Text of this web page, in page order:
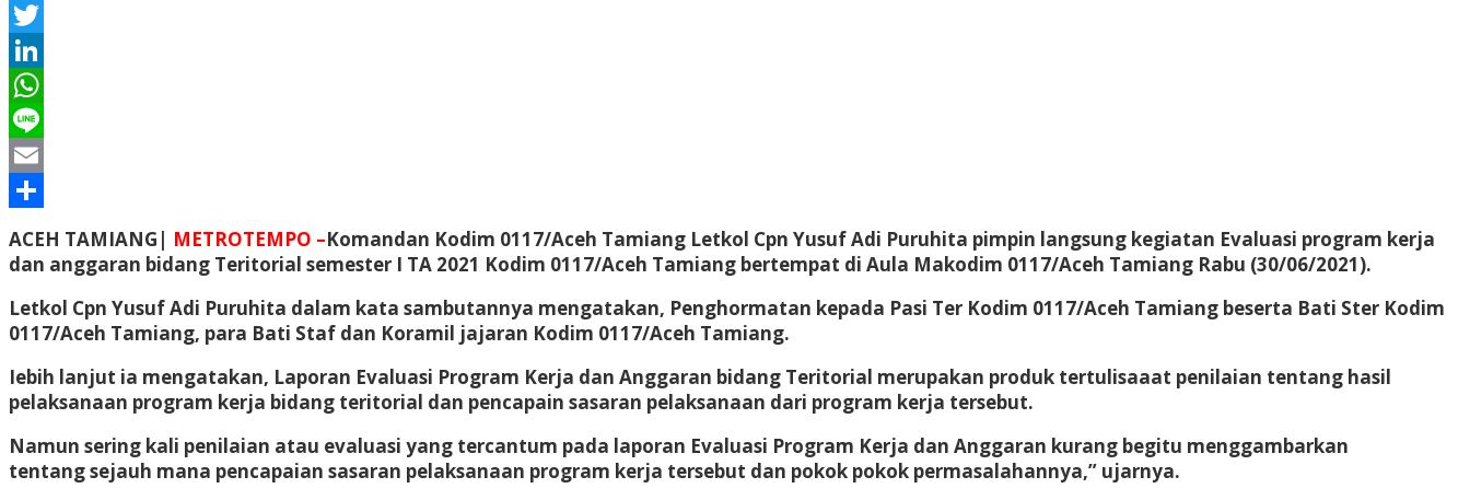
Facebook
Twitter
LinkedIn
WhatsApp
Line
Email
ACEH TAMIANG| METROTEMPO –Komandan Kodim 0117/Aceh Tamiang Letkol Cpn Yusuf Adi Puruhita pimpin langsung kegiatan Evaluasi program kerja
dan anggaran bidang Teritorial semester I TA 2021 Kodim 0117/Aceh Tamiang bertempat di Aula Makodim 0117/Aceh Tamiang Rabu (30/06/2021).
Letkol Cpn Yusuf Adi Puruhita dalam kata sambutannya mengatakan, Penghormatan kepada Pasi Ter Kodim 0117/Aceh Tamiang beserta Bati Ster Kodim
0117/Aceh Tamiang, para Bati Staf dan Koramil jajaran Kodim 0117/Aceh Tamiang.
Iebih lanjut ia mengatakan, Laporan Evaluasi Program Kerja dan Anggaran bidang Teritorial merupakan produk tertulisaaat penilaian tentang hasil
pelaksanaan program kerja bidang teritorial dan pencapain sasaran pelaksanaan dari program kerja tersebut.
Namun sering kali penilaian atau evaluasi yang tercantum pada laporan Evaluasi Program Kerja dan Anggaran kurang begitu menggambarkan
tentang sejauh mana pencapaian sasaran pelaksanaan program kerja tersebut dan pokok pokok permasalahannya,” ujarnya.